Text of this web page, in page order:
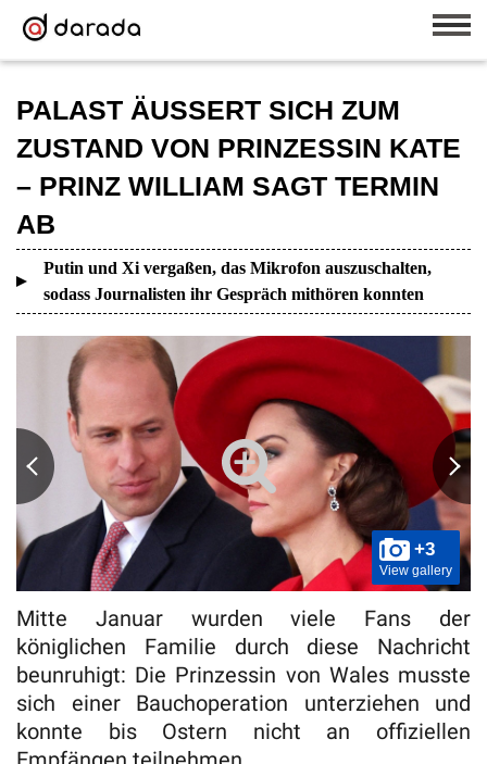
PALAST ÄUSSERT SICH ZUM
ZUSTAND VON PRINZESSIN KATE
– PRINZ WILLIAM SAGT TERMIN
AB
Putin und Xi vergaßen, das Mikrofon auszuschalten,
sodass Journalisten ihr Gespräch mithören konnten
+3
View gallery
Mitte Januar wurden viele Fans der
königlichen Familie durch diese Nachricht
beunruhigt: Die Prinzessin von Wales musste
sich einer Bauchoperation unterziehen und
konnte bis Ostern nicht an offiziellen